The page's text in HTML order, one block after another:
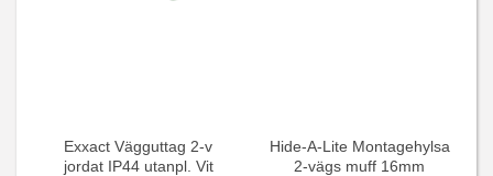
Exxact Vägguttag 2-v
jordat IP44 utanpl. Vit
Hide-A-Lite Montagehylsa
2-vägs muff 16mm